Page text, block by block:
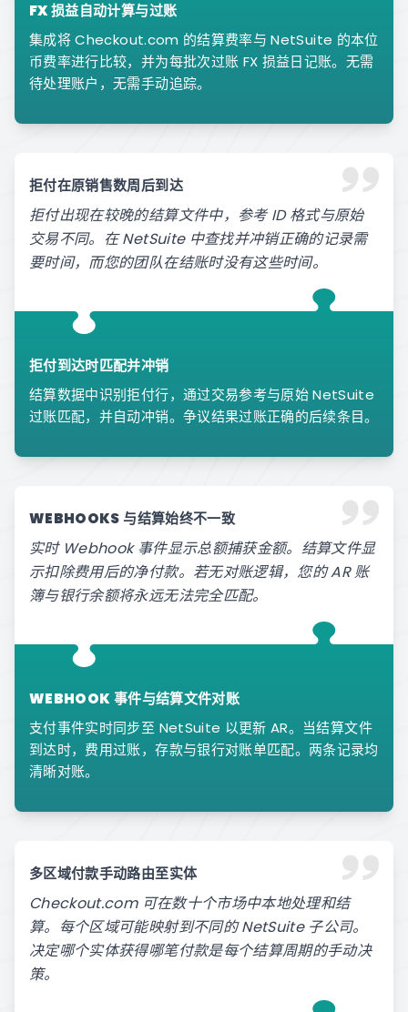
FX 损益自动计算与过账
集成将 Checkout.com 的结算费率与 NetSuite 的本位
币费率进行比较，并为每批次过账 FX 损益日记账。无需
待处理账户，无需手动追踪。
拒付在原销售数周后到达
拒付出现在较晚的结算文件中，参考 ID 格式与原始
交易不同。在 NetSuite 中查找并冲销正确的记录需
要时间，而您的团队在结账时没有这些时间。
拒付到达时匹配并冲销
结算数据中识别拒付行，通过交易参考与原始 NetSuite
过账匹配，并自动冲销。争议结果过账正确的后续条目。
WEBHOOKS 与结算始终不一致
实时 Webhook 事件显示总额捕获金额。结算文件显
示扣除费用后的净付款。若无对账逻辑，您的 AR 账
簿与银行余额将永远无法完全匹配。
WEBHOOK 事件与结算文件对账
支付事件实时同步至 NetSuite 以更新 AR。当结算文件
到达时，费用过账，存款与银行对账单匹配。两条记录均
清晰对账。
多区域付款手动路由至实体
Checkout.com 可在数十个市场中本地处理和结
算。每个区域可能映射到不同的 NetSuite 子公司。
决定哪个实体获得哪笔付款是每个结算周期的手动决
策。